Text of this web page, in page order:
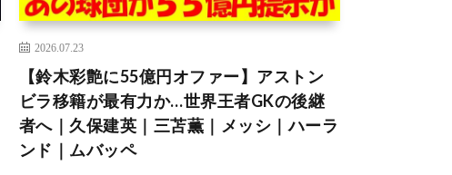
2026.07.23
【鈴木彩艶に55億円オファー】アストン
ビラ移籍が最有力か…世界王者GKの後継
者へ｜久保建英｜三苫薫｜メッシ｜ハーラ
ンド｜ムバッペ